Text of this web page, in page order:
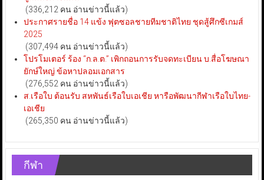
(336,212 คน อ่านข่าวนี้แล้ว)
ประกาศรายชื่อ 14 แข้ง ฟุตซอลชายทีมชาติไทย ชุดสู้ศึกซีเกมส์
2025
(307,494 คน อ่านข่าวนี้แล้ว)
โปรโมเตอร์ ร้อง “ก.ล.ต.” เพิกถอนการรับจดทะเบียน บ.สื่อโฆษณา
ยักษ์ใหญ่ ข้อหาปลอมเอกสาร
(276,552 คน อ่านข่าวนี้แล้ว)
ส.เรือใบ ต้อนรับ สหพันธ์เรือใบเอเชีย หารือพัฒนากีฬาเรือใบไทย-
เอเชีย
(265,350 คน อ่านข่าวนี้แล้ว)
กีฬา